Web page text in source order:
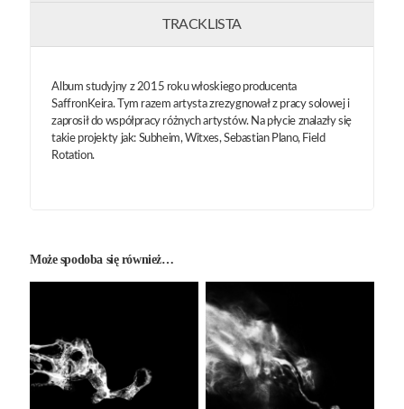
TRACKLISTA
Album studyjny z 2015 roku włoskiego producenta
SaffronKeira. Tym razem artysta zrezygnował z pracy solowej i
zaprosił do współpracy różnych artystów. Na płycie znalazły się
takie projekty jak: Subheim, Witxes, Sebastian Plano, Field
Rotation.
Może spodoba się również…